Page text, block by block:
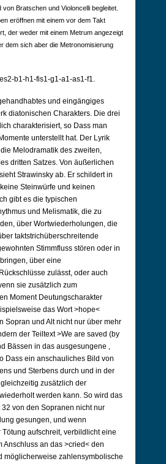
Bratschen und Violoncelli begleitet.
eröffnen mit einem vor dem Takt
der weder mit einem Metrum angezeigt
dem sich aber die Metronomisierung
b1-h1-fis1-g1-a1-as1-f1.
und eingängiges
diatonischen Charakters. Die drei
charakterisiert, so Dass man
unterstellt hat. Der Lyrik
Melodramatik des zweiten,
dritten Satzes. Von äußerlichen
Strawinsky ab. Er schildert in
Steinwürfe und keinen
gibt es die typischen
und Melismatik, die zu
über Wortwiederholungen, die
taktstrichüberschreitende
Stimmfluss stören oder in
über eine
zulässt, oder auch
sie zusätzlich zum
Moment Deutungscharakter
das Wort >hope<
Sopran und Alt nicht nur über mehr
der Teiltext >We are saved (by
Bässen in das ausgesungene ‚
Dass ein anschauliches Bild von
und Sterbens durch und in der
zusätzlich der
werden kann. So wird das
32 von den Sopranen nicht nur
gesungen, und wenn
aufschreit, verbildlicht eine
Anschluss an das >cried< den
möglicherweise zahlensymbolische